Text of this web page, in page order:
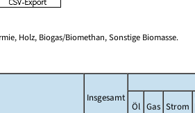
Holz, Biogas/Biomethan, Sonstige Biomasse.
Insgesamt
Öl Gas Strom